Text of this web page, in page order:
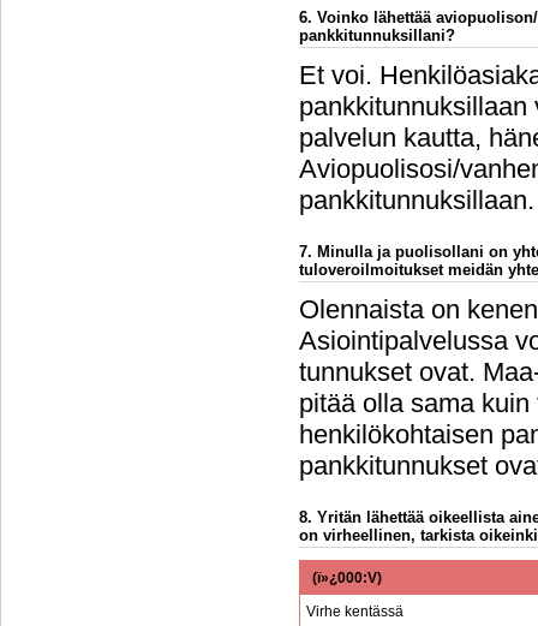
6. Voinko lähettää
pankkitunnuksillani?
Et voi.
palvelun kautta,
Aviopuolisosi/
pankkitunnuksillaan.
7. Minulla ja puolisollani on
tuloveroilmoitukset meidän
Olennaista on
Asiointipalvelussa
tunnukset ovat.
pitää olla sama
henkilökohtaisen
pankkitunnukset
8. Yritän lähettää oikeellista
on virheellinen, tarkista
(ï»¿000:V)
Virhe kentässä